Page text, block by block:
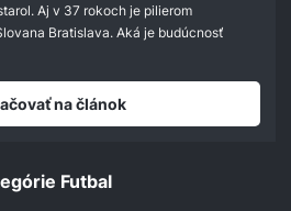
Aj v 37 rokoch je pilierom
Bratislava. Aká je budúcnosť
na článok
Futbal